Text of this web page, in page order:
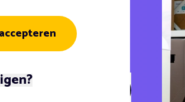
whatsapp Favoriete vacatures